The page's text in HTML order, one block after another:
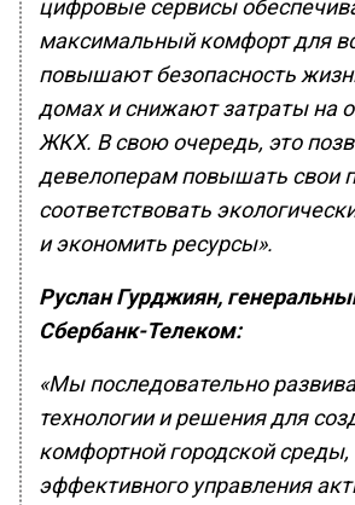
цифровые сервисы
максимальный комфорт для
повышают безопасность
домах и снижают затраты на
ЖКХ. В свою очередь, это
девелоперам повышать свои
соответствовать
и экономить ресурсы».
Руслан Гурджиян,
Сбербанк-Телеком:
«Мы последовательно
технологии и решения для
комфортной городской среды,
эффективного управления